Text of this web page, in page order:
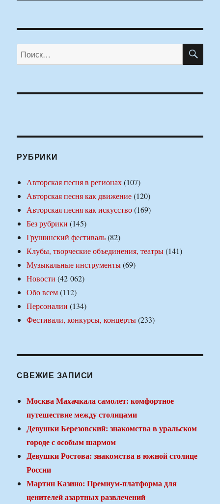
Искать:
РУБРИКИ
Авторская песня в регионах(107)
Авторская песня как движение(120)
Авторская песня как искусство(169)
Без рубрики (145)
Грушинский фестиваль(82)
Клубы, творческие объединения, театры(141)
Музыкальные инструменты(69)
Новости (42 062)
Обо всем(112)
Персоналии (134)
Фестивали, конкурсы, концерты(233)
СВЕЖИЕ ЗАПИСИ
Москва Махачкала самолет: комфортное
путешествие между столицами
Девушки Березовский: знакомства в уральском
городе с особым шармом
Девушки Ростова: знакомства в южной столице
России
Мартин Казино: Премиум-платформа для
ценителей азартных развлечений